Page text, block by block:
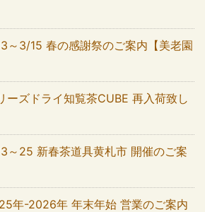
～3/15 春の感謝祭のご案内【美老園
ーズドライ知覧茶CUBE 再入荷致し
～25 新春茶道具黄札市 開催のご案
年-2026年 年末年始 営業のご案内